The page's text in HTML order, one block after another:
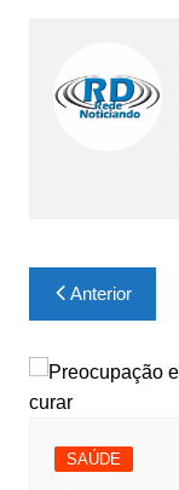
Navegação
de
Post
Anterior
SAÚDE